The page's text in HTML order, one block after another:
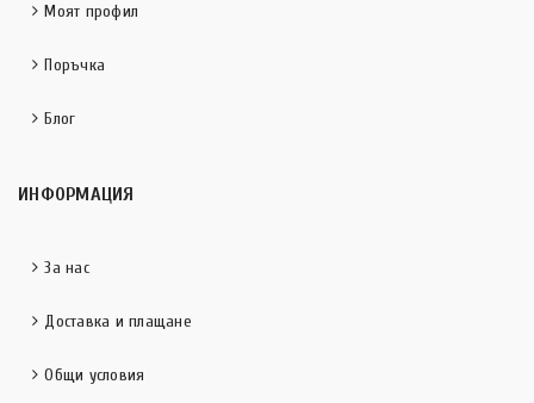
Моят профил
Поръчка
Блог
ИНФОРМАЦИЯ
За нас
Доставка и плащане
Общи условия